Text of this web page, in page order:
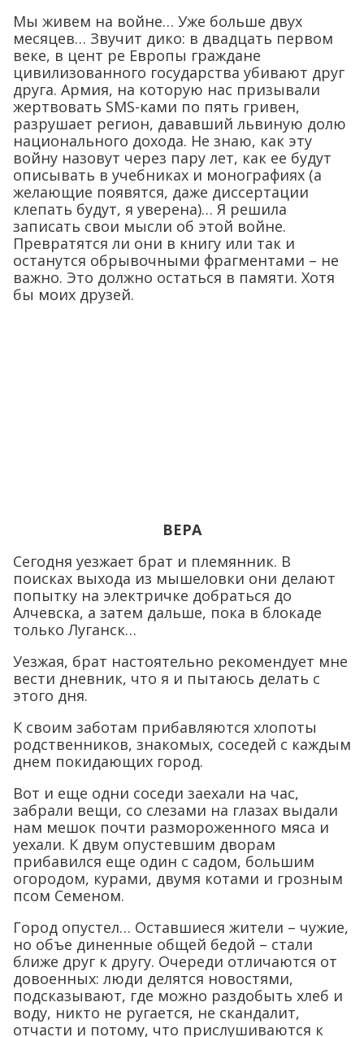
Мы живем на войне… Уже больше двух
месяцев… Звучит дико: в двадцать первом
веке, в цент ре Европы граждане
цивилизованного государства убивают друг
друга. Армия, на которую нас призывали
жертвовать SMS-ками по пять гривен,
разрушает регион, дававший львиную долю
национального дохода. Не знаю, как эту
войну назовут через пару лет, как ее будут
описывать в учебниках и монографиях (а
желающие появятся, даже диссертации
клепать будут, я уверена)… Я решила
записать свои мысли об этой войне.
Превратятся ли они в книгу или так и
останутся обрывочными фрагментами – не
важно. Это должно остаться в памяти. Хотя
бы моих друзей.
ВЕРА
Сегодня уезжает брат и племянник. В
поисках выхода из мышеловки они делают
попытку на электричке добраться до
Алчевска, а затем дальше, пока в блокаде
только Луганск…
Уезжая, брат настоятельно рекомендует мне
вести дневник, что я и пытаюсь делать с
этого дня.
К своим заботам прибавляются хлопоты
родственников, знакомых, соседей с каждым
днем покидающих город.
Вот и еще одни соседи заехали на час,
забрали вещи, со слезами на глазах выдали
нам мешок почти размороженного мяса и
уехали. К двум опустевшим дворам
прибавился еще один с садом, большим
огородом, курами, двумя котами и грозным
псом Семеном.
Город опустел… Оставшиеся жители – чужие,
но объе диненные общей бедой – стали
ближе друг к другу. Очереди отличаются от
довоенных: люди делятся новостями,
подсказывают, где можно раздобыть хлеб и
воду, никто не ругается, не скандалит,
отчасти и потому, что прислушиваются к